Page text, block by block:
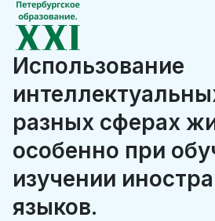
Использование
разных сферах
особенно при
изучении
языков.